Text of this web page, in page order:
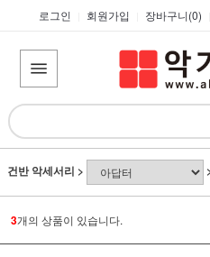
로그인 회원가입 장바구니(0)
건반 악세서리 >
3개의 상품이 있습니다.